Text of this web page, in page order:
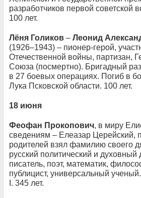
разработчиков первой советской
100 лет.
Лёня Голиков – Леонид
(1926–1943) – пионер-герой,
Отечественной войны, партизан,
Союза (посмертно). Бригадный
в 27 боевых операциях. Погиб в
Лука Псковской области. 100 лет.
18 июня
Феофан Прокопович, в миру
сведениям – Елеазар Церейский,
родителей взял фамилию своего
русский политический и духовный
писатель, поэт, математик,
публицист, универсальный
I. 345 лет.